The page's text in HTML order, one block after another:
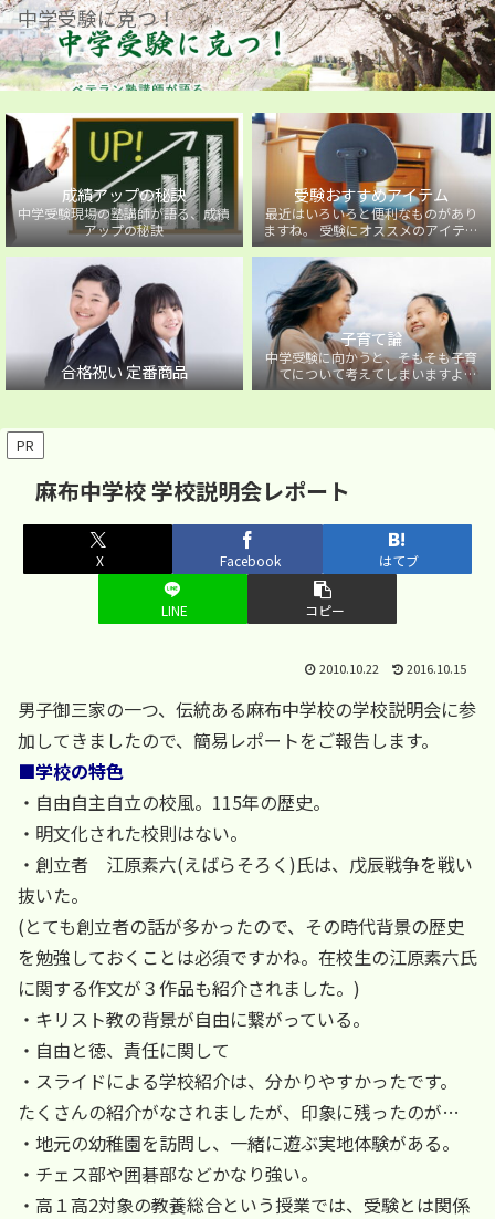
中学受験に克つ！
成績アップの秘訣
中学受験現場の塾講師が語る、成績
アップの秘訣
受験おすすめアイテム
最近はいろいろと便利なものがあり
ますね。 受験にオススメのアイテム
を紹介しています。
合格祝い 定番商品
子育て論
中学受験に向かうと、そもそも子育
てについて考えてしまいますよ
ね・・・。中学受験に向かうお子様
PR
麻布中学校 学校説明会レポート
X Facebook はてブ
LINE コピー
2010.10.22 2016.10.15
男子御三家の一つ、伝統ある麻布中学校の学校説明会に参
加してきましたので、簡易レポートをご報告します。
■学校の特色
・自由自主自立の校風。115年の歴史。
・明文化された校則はない。
・創立者 江原素六(えばらそろく)氏は、戊辰戦争を戦い
抜いた。
(とても創立者の話が多かったので、その時代背景の歴史
を勉強しておくことは必須ですかね。在校生の江原素六氏
に関する作文が３作品も紹介されました。)
・キリスト教の背景が自由に繋がっている。
・自由と徳、責任に関して
・スライドによる学校紹介は、分かりやすかったです。
たくさんの紹介がなされましたが、印象に残ったのが…
・地元の幼稚園を訪問し、一緒に遊ぶ実地体験がある。
・チェス部や囲碁部などかなり強い。
・高１高2対象の教養総合という授業では、受験とは関係